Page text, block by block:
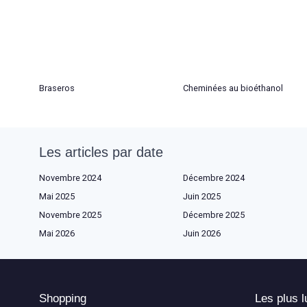
Braseros Cheminées au bioéthanol
Les articles par date
Novembre 2024 Décembre 2024
Mai 2025
Juin 2025
Novembre 2025
Décembre 2025
Mai 2026
Juin 2026
Shopping Les plus